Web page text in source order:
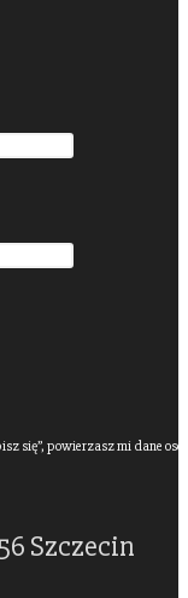
się”, powierzasz mi dane
Szczecin